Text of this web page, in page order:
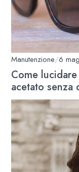
Manutenzione/6
Come
acetato senza